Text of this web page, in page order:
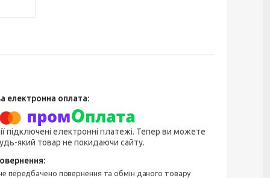
підключені електронні платежі. Тепер ви можете
який товар не покидаючи сайту.